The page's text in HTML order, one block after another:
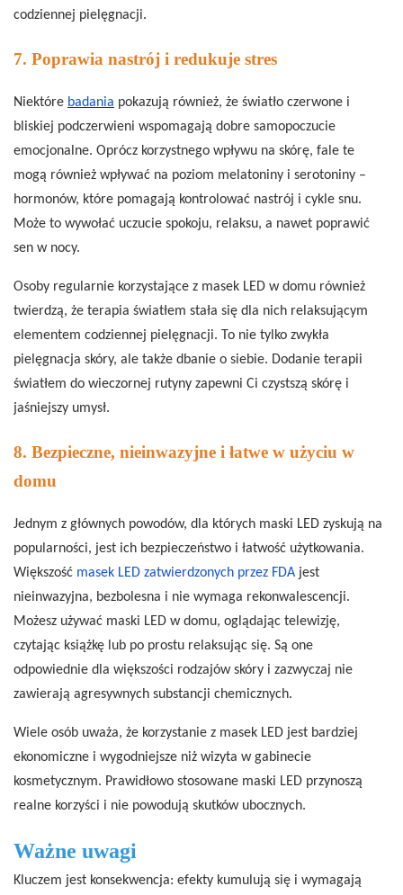
codziennej pielęgnacji.
7. Poprawia nastrój i redukuje stres
Niektóre badania pokazują również, że światło czerwone i
bliskiej podczerwieni wspomagają dobre samopoczucie
emocjonalne. Oprócz korzystnego wpływu na skórę, fale te
mogą również wpływać na poziom melatoniny i serotoniny –
hormonów, które pomagają kontrolować nastrój i cykle snu.
Może to wywołać uczucie spokoju, relaksu, a nawet poprawić
sen w nocy.
Osoby regularnie korzystające z masek LED w domu również
twierdzą, że terapia światłem stała się dla nich relaksującym
elementem codziennej pielęgnacji. To nie tylko zwykła
pielęgnacja skóry, ale także dbanie o siebie. Dodanie terapii
światłem do wieczornej rutyny zapewni Ci czystszą skórę i
jaśniejszy umysł.
8. Bezpieczne, nieinwazyjne i łatwe w użyciu w
domu
Jednym z głównych powodów, dla których maski LED zyskują na
popularności, jest ich bezpieczeństwo i łatwość użytkowania.
Większość masek LED zatwierdzonych przez FDA jest
nieinwazyjna, bezbolesna i nie wymaga rekonwalescencji.
Możesz używać maski LED w domu, oglądając telewizję,
czytając książkę lub po prostu relaksując się. Są one
odpowiednie dla większości rodzajów skóry i zazwyczaj nie
zawierają agresywnych substancji chemicznych.
Wiele osób uważa, że ​​korzystanie z masek LED jest bardziej
ekonomiczne i wygodniejsze niż wizyta w gabinecie
kosmetycznym. Prawidłowo stosowane maski LED przynoszą
realne korzyści i nie powodują skutków ubocznych.
Ważne uwagi
Kluczem jest konsekwencja: efekty kumulują się i wymagają